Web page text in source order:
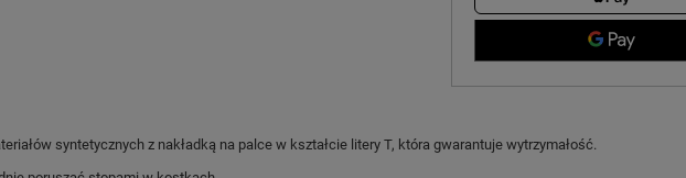
syntetycznych z nakładką na palce w kształcie litery T, która gwarantuje wytrzymałość.